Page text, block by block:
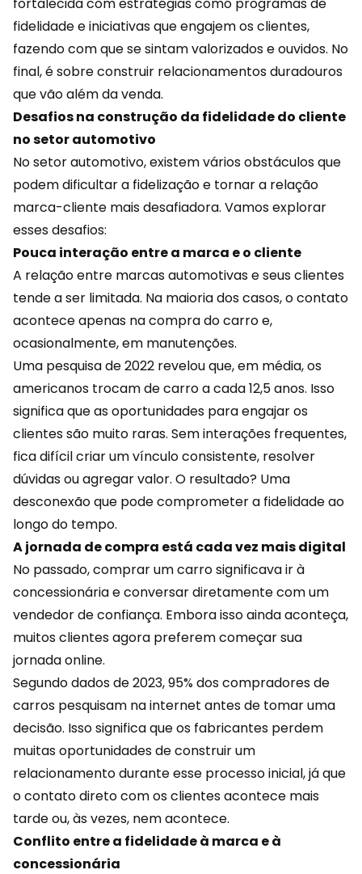
fortalecida com estratégias como programas de
fidelidade e iniciativas que engajem os clientes,
fazendo com que se sintam valorizados e ouvidos. No
final, é sobre construir relacionamentos duradouros
que vão além da venda.
Desafios na construção da fidelidade do cliente
no setor automotivo
No setor automotivo, existem vários obstáculos que
podem dificultar a fidelização e tornar a relação
marca-cliente mais desafiadora. Vamos explorar
esses desafios:
Pouca interação entre a marca e o cliente
A relação entre marcas automotivas e seus clientes
tende a ser limitada. Na maioria dos casos, o contato
acontece apenas na compra do carro e,
ocasionalmente, em manutenções.
Uma pesquisa de 2022 revelou que, em média, os
americanos trocam de carro a cada 12,5 anos. Isso
significa que as oportunidades para engajar os
clientes são muito raras. Sem interações frequentes,
fica difícil criar um vínculo consistente, resolver
dúvidas ou agregar valor. O resultado? Uma
desconexão que pode comprometer a fidelidadeao
longo do tempo.
A jornada de compra está cada vez mais digital
No passado, comprar um carro significava ir à
concessionária e conversar diretamente com um
vendedor de confiança. Embora isso ainda aconteça,
muitos clientes agora preferem começar sua
jornada online.
Segundo dados de 2023, 95% dos compradores de
carros pesquisam na internet antes de tomar uma
decisão. Isso significa que os fabricantes perdem
muitas oportunidades de construir um
relacionamento durante esse processo inicial, já que
o contato direto com os clientes acontece mais
tarde ou, às vezes, nem acontece.
Conflito entre a fidelidade à marca e à
concessionária